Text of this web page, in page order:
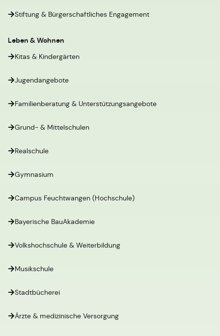
Stiftung & Bürgerschaftliches Engagement
Leben & Wohnen
Kitas & Kindergärten
Jugendangebote
Familienberatung & Unterstützungsangebote
Grund- & Mittelschulen
Realschule
Gymnasium
Campus Feuchtwangen (Hochschule)
Bayerische BauAkademie
Volkshochschule & Weiterbildung
Musikschule
Stadtbücherei
Ärzte & medizinische Versorgung